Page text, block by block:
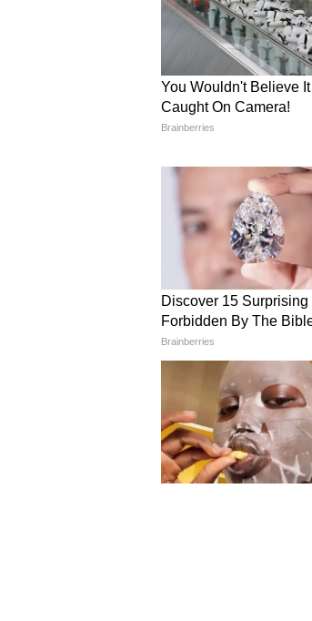
Image Credit :Getty
মিথুন (Gemini
মিথুন রাশির
নতুন পরিকল্পনা
সন্তানদের কাছ থেকে
রয়েছে। বিপরীত
শেখার সুযোগ
4
12